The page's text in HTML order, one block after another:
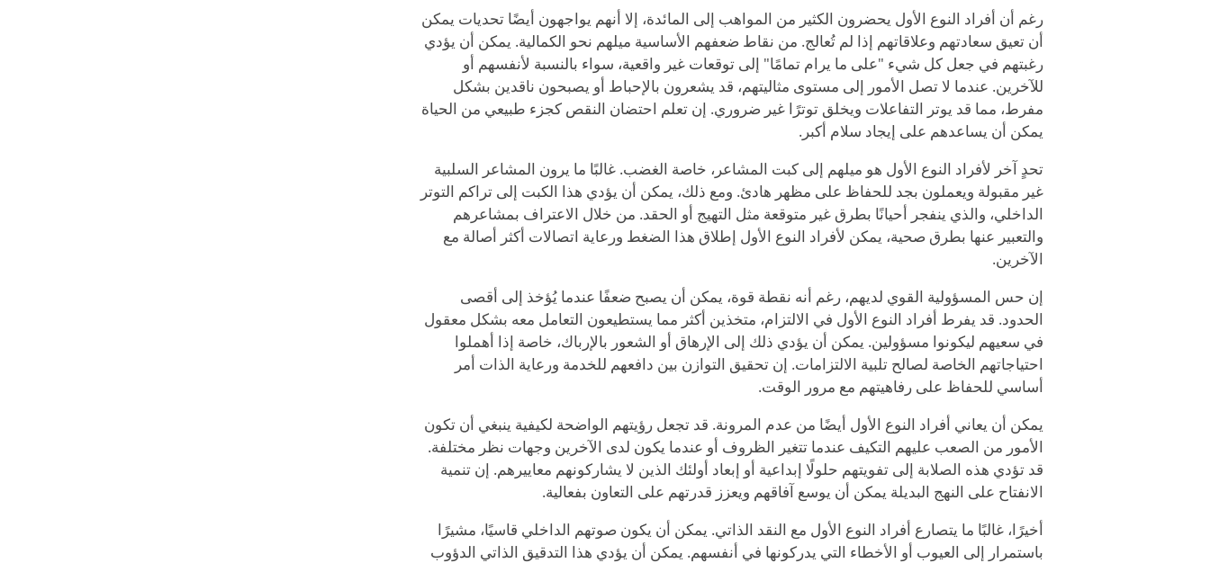
رغم أن أفراد النوع الأول يحضرون الكثير من المواهب إلى المائدة، إلا أنهم يواجهون أيضًا تحديات يمكن
أن تعيق سعادتهم وعلاقاتهم إذا لم تُعالج. من نقاط ضعفهم الأساسية ميلهم نحو الكمالية. يمكن أن يؤدي
رغبتهم في جعل كل شيء "على ما يرام تمامًا" إلى توقعات غير واقعية، سواء بالنسبة لأنفسهم أو
للآخرين. عندما لا تصل الأمور إلى مستوى مثاليتهم، قد يشعرون بالإحباط أو يصبحون ناقدين بشكل
مفرط، مما قد يوتر التفاعلات ويخلق توترًا غير ضروري. إن تعلم احتضان النقص كجزء طبيعي من الحياة
يمكن أن يساعدهم على إيجاد سلام أكبر.
تحدٍ آخر لأفراد النوع الأول هو ميلهم إلى كبت المشاعر، خاصة الغضب. غالبًا ما يرون المشاعر السلبية
غير مقبولة ويعملون بجد للحفاظ على مظهر هادئ. ومع ذلك، يمكن أن يؤدي هذا الكبت إلى تراكم التوتر
الداخلي، والذي ينفجر أحيانًا بطرق غير متوقعة مثل التهيج أو الحقد. من خلال الاعتراف بمشاعرهم
والتعبير عنها بطرق صحية، يمكن لأفراد النوع الأول إطلاق هذا الضغط ورعاية اتصالات أكثر أصالة مع
الآخرين.
إن حس المسؤولية القوي لديهم، رغم أنه نقطة قوة، يمكن أن يصبح ضعفًا عندما يُؤخذ إلى أقصى
الحدود. قد يفرط أفراد النوع الأول في الالتزام، متخذين أكثر مما يستطيعون التعامل معه بشكل معقول
في سعيهم ليكونوا مسؤولين. يمكن أن يؤدي ذلك إلى الإرهاق أو الشعور بالإرباك، خاصة إذا أهملوا
احتياجاتهم الخاصة لصالح تلبية الالتزامات. إن تحقيق التوازن بين دافعهم للخدمة ورعاية الذات أمر
أساسي للحفاظ على رفاهيتهم مع مرور الوقت.
يمكن أن يعاني أفراد النوع الأول أيضًا من عدم المرونة. قد تجعل رؤيتهم الواضحة لكيفية ينبغي أن تكون
الأمور من الصعب عليهم التكيف عندما تتغير الظروف أو عندما يكون لدى الآخرين وجهات نظر مختلفة.
قد تؤدي هذه الصلابة إلى تفويتهم حلولًا إبداعية أو إبعاد أولئك الذين لا يشاركونهم معاييرهم. إن تنمية
الانفتاح على النهج البديلة يمكن أن يوسع آفاقهم ويعزز قدرتهم على التعاون بفعالية.
أخيرًا، غالبًا ما يتصارع أفراد النوع الأول مع النقد الذاتي. يمكن أن يكون صوتهم الداخلي قاسيًا، مشيرًا
باستمرار إلى العيوب أو الأخطاء التي يدركونها في أنفسهم. يمكن أن يؤدي هذا التدقيق الذاتي الدؤوب